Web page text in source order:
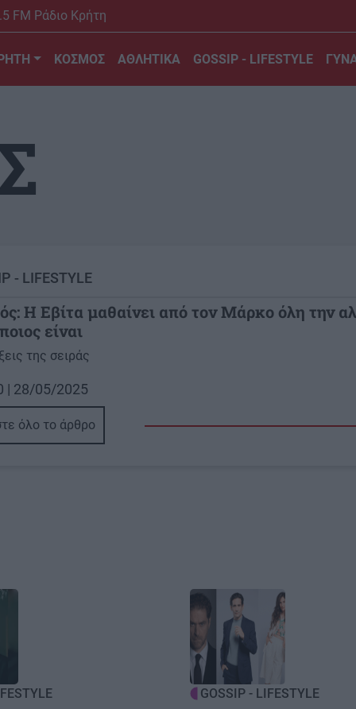
FM Ράδιο Κρήτη
ΚΟΣΜΟΣ ΑΘΛΗΤΙΚΑ GOSSIP - LIFESTYLE
- LIFESTYLE
Η Εβίτα μαθαίνει από τον Μάρκο όλη την
είναι
της σειράς
| 28/05/2025
όλο το άρθρο
Image
GOSSIP - LIFESTYLE